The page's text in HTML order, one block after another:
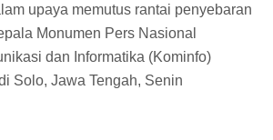
upaya memutus rantai penyebaran
Monumen Pers Nasional
dan Informatika (Kominfo)
Solo, Jawa Tengah, Senin